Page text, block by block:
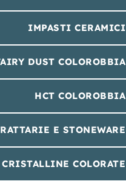
IMPASTI CERAMICI
DUST COLOROBBIA
HCT COLOROBBIA
E STONEWARE
CRISTALLINE COLORATE